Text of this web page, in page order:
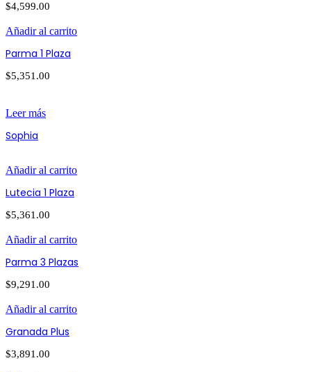
$4,599.00
Añadir al carrito
Parma 1 Plaza
$5,351.00
Leer más
Sophia
Añadir al carrito
Lutecia 1 Plaza
$5,361.00
Añadir al carrito
Parma 3 Plazas
$9,291.00
Añadir al carrito
Granada Plus
$3,891.00